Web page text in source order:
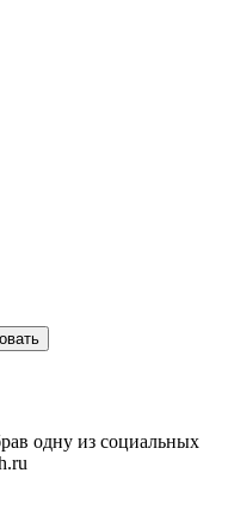
одну из социальных